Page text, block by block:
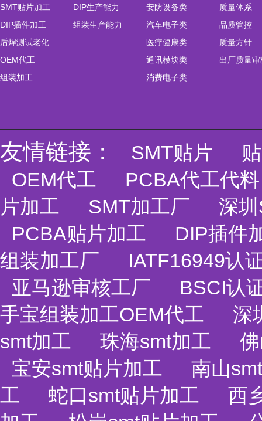
SMT贴片加工
DIP插件加工
后焊测试老化
OEM代工
组装加工
DIP生产能力
组装生产能力
安防设备类
汽车电子类
医疗健康类
通讯模块类
消费电子类
质量体系
品质管控
质量方针
出厂质量审
友情链接： SMT贴片
OEM代工
PCBA代工代料
片加工
SMT加工厂
深
PCBA贴片加工
DIP插件
组装加工厂
IATF16949认
亚马逊审核工厂
BSCI认
手宝组装加工OEM代工
深
smt加工
珠海smt加工
宝安smt贴片加工
南山
工
蛇口smt贴片加工
西